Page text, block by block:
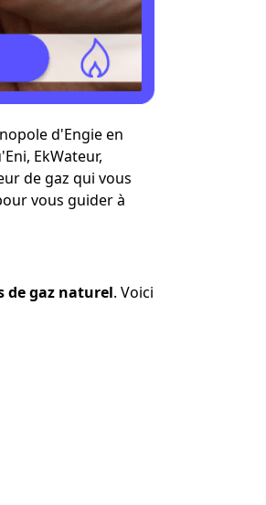
les avis
d'Engie en
EkWateur,
de gaz qui vous
vous guider à
de gaz naturel. Voici